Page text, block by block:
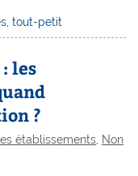
,tout-petit
les
?
établissements, Non